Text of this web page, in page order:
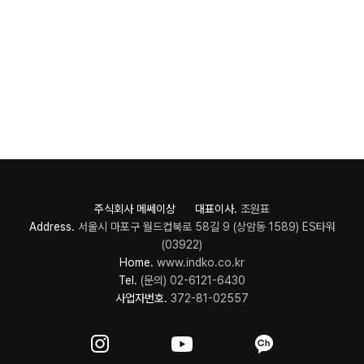
주식회사 메쎄이상 대표이사. 조원표
Address. 서울시 마포구 월드컵북로 58길 9 (상암동 1589) ES타워
(03922)
Home. www.indko.co.kr
Tel. (문의) 02-6121-6430
사업자번호. 372-81-02557